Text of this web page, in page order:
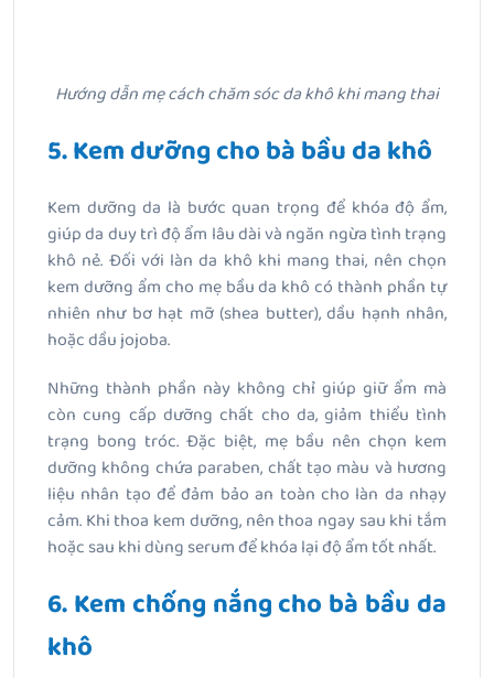
Hướng dẫn mẹ cách chăm sóc da khô khi mang thai
5. Kem dưỡng cho bà bầu da khô
Kem dưỡng da là bước quan trọng để khóa độ ẩm,
giúp da duy trì độ ẩm lâu dài và ngăn ngừa tình trạng
khô nẻ. Đối với làn da khô khi mang thai, nên chọn
kem dưỡng ẩm cho mẹ bầu da khô có thành phần tự
nhiên như bơ hạt mỡ (shea butter), dầu hạnh nhân,
hoặc dầu jojoba.
Những thành phần này không chỉ giúp giữ ẩm mà
còn cung cấp dưỡng chất cho da, giảm thiểu tình
trạng bong tróc. Đặc biệt, mẹ bầu nên chọn kem
dưỡng không chứa paraben, chất tạo màu và hương
liệu nhân tạo để đảm bảo an toàn cho làn da nhạy
cảm. Khi thoa kem dưỡng, nên thoa ngay sau khi tắm
hoặc sau khi dùng serum để khóa lại độ ẩm tốt nhất.
6. Kem chống nắng cho bà bầu da
khô